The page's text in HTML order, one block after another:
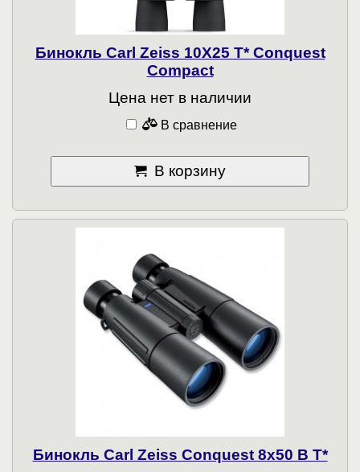
Бинокль Carl Zeiss 10X25 T* Conquest
Compact
Цена нет в наличии
В сравнение
В корзину
Бинокль Carl Zeiss Conquest 8x50 B T*